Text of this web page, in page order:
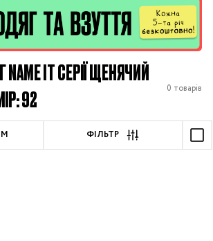
IT СЕРІЇ ЩЕНЯЧИЙ
92
0 товарів
ФІЛЬТР